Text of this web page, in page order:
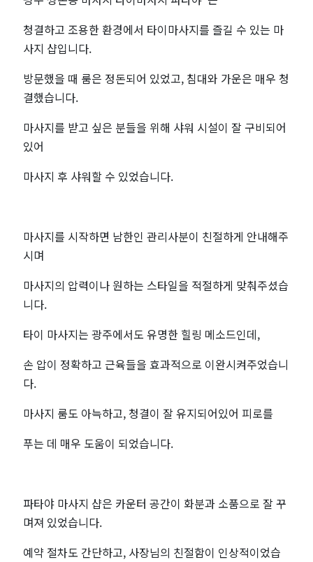
청결하고 조용한 환경에서 타이마사지를 즐길 수 있는 마
사지 샵입니다.
방문했을 때 룸은 정돈되어 있었고, 침대와 가운은 매우 청
결했습니다.
마사지를 받고 싶은 분들을 위해 샤워 시설이 잘 구비되어
있어
마사지 후 샤워할 수 있었습니다.
마사지를 시작하면 남한인 관리사분이 친절하게 안내해주
시며
마사지의 압력이나 원하는 스타일을 적절하게 맞춰주셨습
니다.
타이 마사지는 광주에서도 유명한 힐링 메소드인데,
손 압이 정확하고 근육들을 효과적으로 이완시켜주었습니
다.
마사지 룸도 아늑하고, 청결이 잘 유지되어있어 피로를
푸는 데 매우 도움이 되었습니다.
파타야 마사지 샵은 카운터 공간이 화분과 소품으로 잘 꾸
며져 있었습니다.
예약 절차도 간단하고, 사장님의 친절함이 인상적이었습